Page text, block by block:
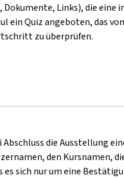
Dokumente, Links), die
ein Quiz angeboten, das
zu überprüfen.
die Ausstellung
den Kursnamen,
sich nur um eine